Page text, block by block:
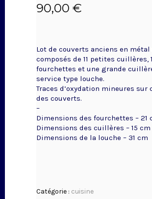
90,00 €
Lot de couverts anciens en
composés de 11 petites cuillères,
fourchettes et une grande
service type louche.
Traces d’oxydation mineures sur
des couverts.
–
Dimensions des fourchettes – 21
Dimensions des cuillères – 15 cm
Dimensions de la louche – 31 cm
Catégorie : cuisine